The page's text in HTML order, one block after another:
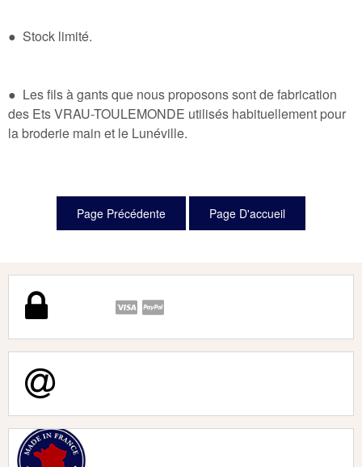
● Stock limité.
● Les fils à gants que nous proposons sont de fabrication
des Ets VRAU-TOULEMONDE utilisés habituellement pour
la broderie main et le Lunéville.